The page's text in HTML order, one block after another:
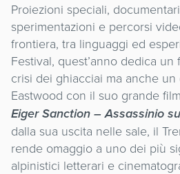
Proiezioni speciali,
sperimentazioni e percorsi
frontiera, tra linguaggi ed
Festival, quest’anno dedica
crisi dei ghiacciai ma anche
Eastwood con il suo grande
Eiger Sanction – Assassinio
dalla sua uscita nelle sale, il
rende omaggio a uno dei più
alpinistici letterari e